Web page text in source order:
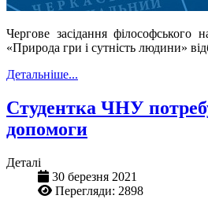
Чергове засідання філософського
«Природа гри і сутність людини»
Детальніше...
Студентка ЧНУ
допомоги
Деталі
30 березня 2021
Перегляди: 2898